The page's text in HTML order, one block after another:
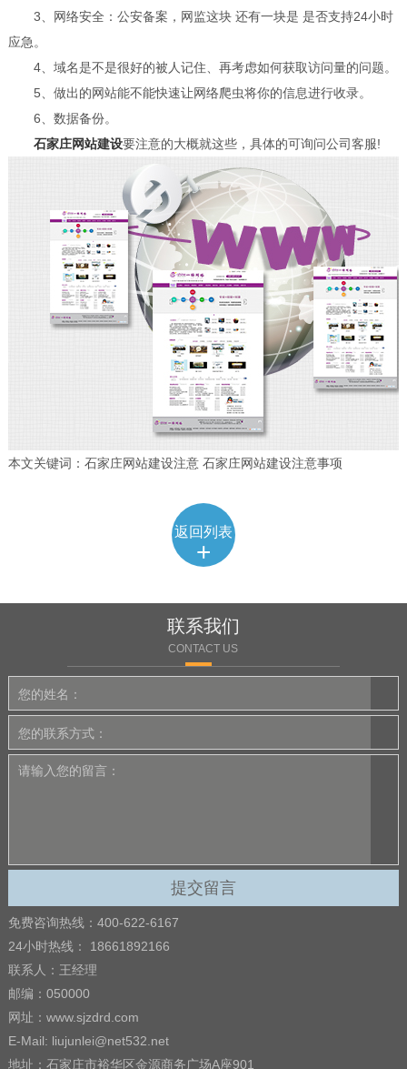
3、网络安全：公安备案，网监这块 还有一块是 是否支持24小时
应急。
4、域名是不是很好的被人记住、再考虑如何获取访问量的问题。
5、做出的网站能不能快速让网络爬虫将你的信息进行收录。
6、数据备份。
石家庄网站建设要注意的大概就这些，具体的可询问公司客服!
本文关键词：石家庄网站建设注意 石家庄网站建设注意事项
返回列表
+
联系我们
CONTACT US
免费咨询热线：400-622-6167
24小时热线： 18661892166
联系人：王经理
邮编：050000
网址：www.sjzdrd.com
E-Mail: liujunlei@net532.net
地址：石家庄市裕华区金源商务广场A座901